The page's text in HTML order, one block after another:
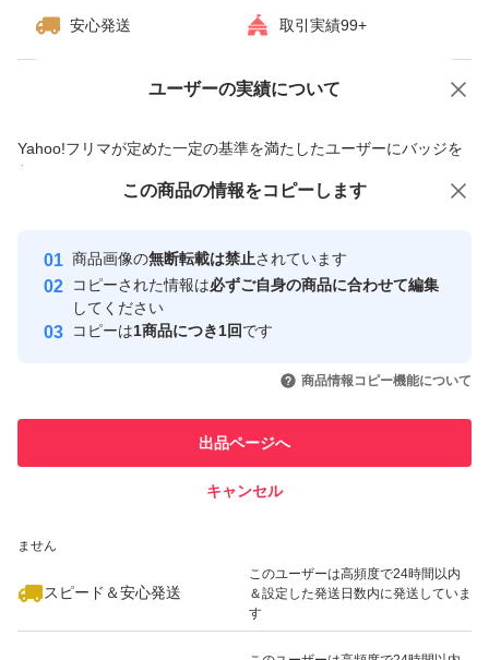
安心発送 取引実績99+
ユーザーの実績について
Yahoo!フリマが定めた一定の基準を満たしたユーザーにバッジを
付与しています
安心取引出品者
心・安全なユーザーです
取引実績
引を完了させた実績があります
での取引実績があります
ません
スピード＆安心発送
このユーザーは高頻度で24時間以内
＆設定した発送日数内に発送していま
す
価格の相談 商品への質問
この商品の情報をコピーします
商品画像の無断転載は禁止されています
コピーされた情報は必ずご自身の商品に合わせて編集
してください
コピーは1商品につき1回です
商品情報コピー機能について
出品ページへ
キャンセル
この商品をみている人にオススメ